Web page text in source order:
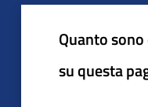
Quanto
su questa